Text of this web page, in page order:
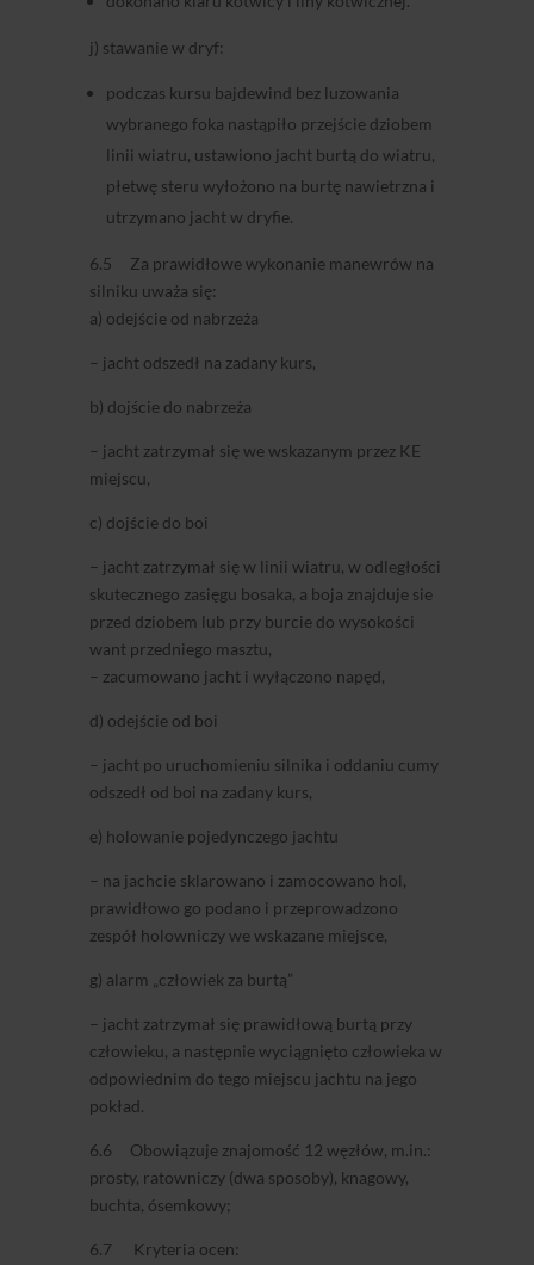
j) stawanie w dryf:
podczas kursu bajdewind bez luzowania
wybranego foka nastąpiło przejście dziobem
linii wiatru, ustawiono jacht burtą do wiatru,
płetwę steru wyłożono na burtę nawietrzna i
utrzymano jacht w dryfie.
6.5 Za prawidłowe wykonanie manewrów na
silniku uważa się:
a) odejście od nabrzeża
– jacht odszedł na zadany kurs,
b) dojście do nabrzeża
– jacht zatrzymał się we wskazanym przez KE
miejscu,
c) dojście do boi
– jacht zatrzymał się w linii wiatru, w odległości
skutecznego zasięgu bosaka, a boja znajduje sie
przed dziobem lub przy burcie do wysokości
want przedniego masztu,
– zacumowano jacht i wyłączono napęd,
d) odejście od boi
– jacht po uruchomieniu silnika i oddaniu cumy
odszedł od boi na zadany kurs,
e) holowanie pojedynczego jachtu
– na jachcie sklarowano i zamocowano hol,
prawidłowo go podano i przeprowadzono
zespół holowniczy we wskazane miejsce,
g) alarm „człowiek za burtą”
– jacht zatrzymał się prawidłową burtą przy
człowieku, a następnie wyciągnięto człowieka w
odpowiednim do tego miejscu jachtu na jego
pokład.
6.6 Obowiązuje znajomość 12 węzłów, m.in.:
prosty, ratowniczy (dwa sposoby), knagowy,
buchta, ósemkowy;
6.7 Kryteria ocen: